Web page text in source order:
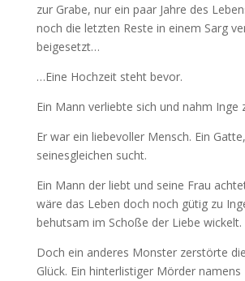
zur Grabe, nur ein paar Jahre des
noch die letzten Reste in einem Sarg
beigesetzt…
…Eine Hochzeit steht bevor.
Ein Mann verliebte sich und nahm Inge
Er war ein liebevoller Mensch. Ein
seinesgleichen sucht.
Ein Mann der liebt und seine Frau
wäre das Leben doch noch gütig zu
behutsam im Schoße der Liebe wickelt.
Doch ein anderes Monster zerstörte
Glück. Ein hinterlistiger Mörder namens